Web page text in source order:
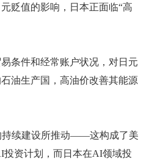
贬值的影响，日本正面临“高
条件和经常账户状况，对日元
油生产国，高油价改善其能源
续建设所推动——这构成了美
投资计划，而日本在AI领域投